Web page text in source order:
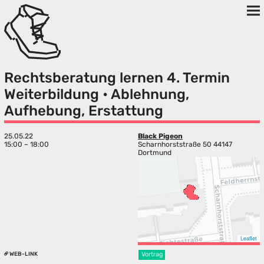
Rechtsberatung lernen 4. Termin
Weiterbildung • Ablehnung,
Aufhebung, Erstattung
25.05.22
15:00 – 18:00
Black Pigeon
Scharnhorststraße 50 44147
Dortmund
Leaflet
WEB-LINK Vortrag